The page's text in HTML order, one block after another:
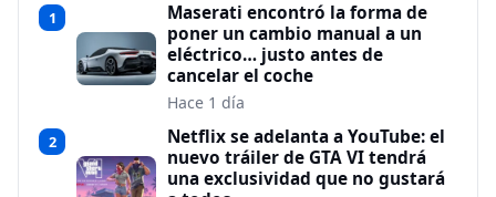
1
Maserati encontró la forma de
poner un cambio manual a un
eléctrico… justo antes de
cancelar el coche
Hace 1 día
2
Netflix se adelanta a YouTube: el
nuevo tráiler de GTA VI tendrá
una exclusividad que no gustará